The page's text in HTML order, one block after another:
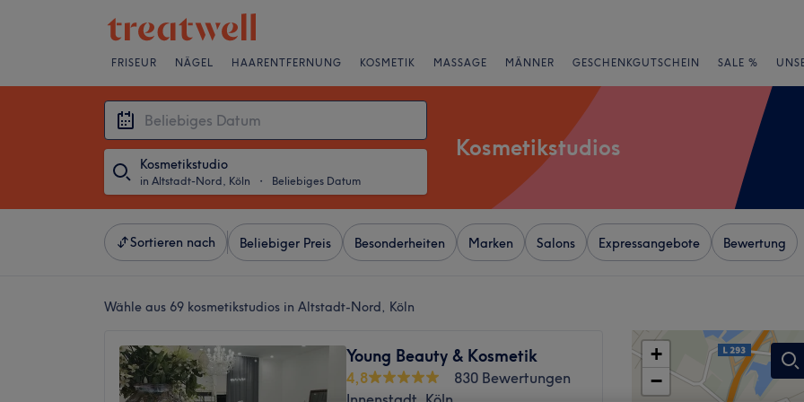
FRISEUR NÄGEL HAARENTFERNUNG KOSMETIK MASSAGE MÄNNER GESCHENKGUTSCHEIN SALE %
Kosmetikstudio
in Altstadt-Nord, Köln ・ Beliebiges Datum
Kosmetikstudios
Sortieren nach Beliebiger Preis Besonderheiten Marken Salons Expressangebote Bewertung
Wähle aus 69 kosmetikstudios in Altstadt-Nord, Köln
Young Beauty & Kosmetik
4,8
830 Bewertungen
+
−